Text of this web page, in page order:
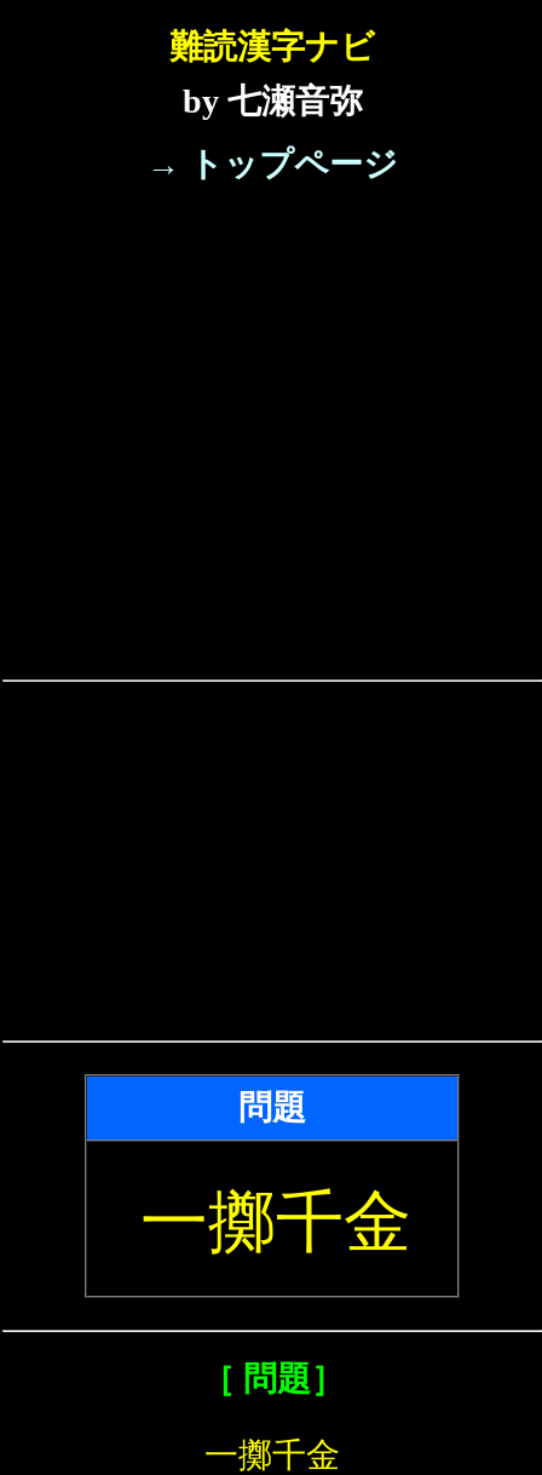
難読漢字ナビ
by 七瀬音弥
→ トップページ
問題
一擲千金
［ 問題］
一擲千金